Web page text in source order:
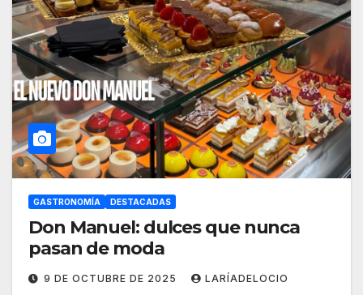
GASTRONOMÍA DESTACADAS
Don Manuel: dulces que nunca
pasan de moda
9 DE OCTUBRE DE 2025 LARÍADELOCIO